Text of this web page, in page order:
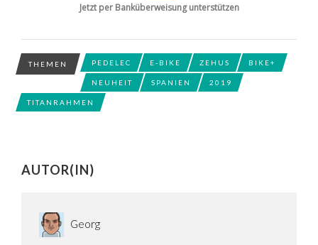
Jetzt per Banküberweisung unterstützen
THEMEN PEDELEC E-BIKE ZEHUS BIKE+
NEUHEIT SPANIEN 2019
TITANRAHMEN
AUTOR(IN)
Georg